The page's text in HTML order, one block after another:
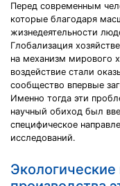
Перед современным
которые благодаря
жизнедеятельности
Глобализация
на механизм мирового
воздействие стали
сообщество впервые
Именно тогда эти
научный обиход был
специфическое
исследований.